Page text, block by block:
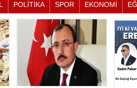
POLİTİKA SPOR EKONOMİ